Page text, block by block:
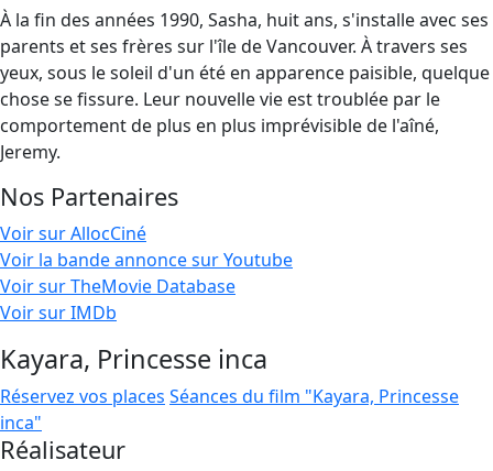
À la fin des années 1990, Sasha, huit ans, s'installe avec ses
parents et ses frères sur l'île de Vancouver. À travers ses
yeux, sous le soleil d'un été en apparence paisible, quelque
chose se fissure. Leur nouvelle vie est troublée par le
comportement de plus en plus imprévisible de l'aîné,
Jeremy.
Nos Partenaires
Voir sur AllocCiné
Voir la bande annonce sur Youtube
Voir sur TheMovie Database
Voir sur IMDb
Kayara, Princesse inca
Réservez vos places Séances du film "Kayara, Princesse
inca"
Réalisateur